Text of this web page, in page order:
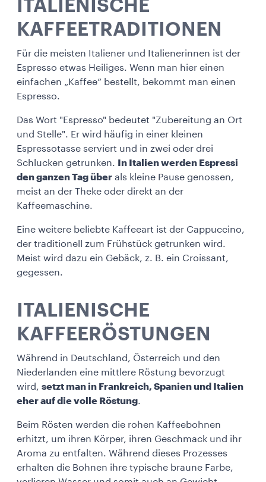
ITALIENISCHE
KAFFEETRADITIONEN
Für die meisten Italiener und Italienerinnen ist der
Espresso etwas Heiliges. Wenn man hier einen
einfachen „Kaffee“ bestellt, bekommt man einen
Espresso.
Das Wort "Espresso" bedeutet "Zubereitung an Ort
und Stelle". Er wird häufig in einer kleinen
Espressotasse serviert und in zwei oder drei
Schlucken getrunken.
In Italien werden Espressi
den ganzen Tag über als kleine Pause genossen,
meist an der Theke oder direkt an der
Kaffeemaschine.
Eine weitere beliebte Kaffeeart ist der Cappuccino,
der traditionell zum Frühstück getrunken wird.
Meist wird dazu ein Gebäck, z. B. ein Croissant,
gegessen.
ITALIENISCHE
KAFFEERÖSTUNGEN
Während in Deutschland, Österreich und den
Niederlanden eine mittlere Röstung bevorzugt
wird, setzt man in Frankreich, Spanien und Italien
eher auf die volle Röstung.
Beim Rösten werden die rohen Kaffeebohnen
erhitzt, um ihren Körper, ihren Geschmack und ihr
Aroma zu entfalten. Während dieses Prozesses
erhalten die Bohnen ihre typische braune Farbe,